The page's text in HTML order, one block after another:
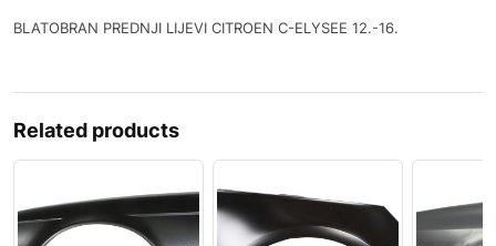
BLATOBRAN PREDNJI LIJEVI CITROEN C-ELYSEE 12.-16.
Related products